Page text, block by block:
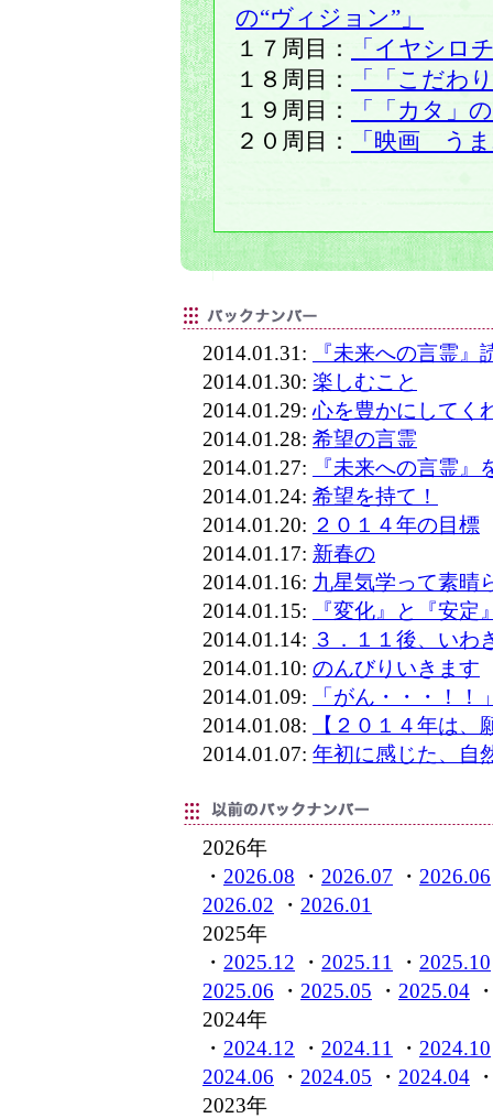
の“ヴィジョン”」
１７周目：
「イヤシロ
１８周目：
「「こだわ
１９周目：
「「カタ」
２０周目：
「映画 う
2014.01.31:
『未来への言霊
2014.01.30: 楽しむこと
2014.01.29:心を豊かにしてく
2014.01.28: 希望の言霊
2014.01.27:
『未来への言霊』
2014.01.24: 希望を持て！
2014.01.20: ２０１４年の目標
2014.01.17: 新春の
2014.01.16: 九星気学って素晴
2014.01.15:
『変化』と『安定
2014.01.14: ３．１１後、いわ
2014.01.10: のんびりいきます
2014.01.09:
「がん・・・！！
2014.01.08:
【２０１４年は
2014.01.07: 年初に感じた、自
2026年
・ 2026.08 ・ 2026.07 ・ 2026.06
2026.02 ・ 2026.01
2025年
・ 2025.12 ・ 2025.11 ・ 2025.10
2025.06 ・ 2025.05 ・ 2025.04
2024年
・ 2024.12 ・ 2024.11 ・ 2024.10
2024.06 ・ 2024.05 ・ 2024.04
2023年